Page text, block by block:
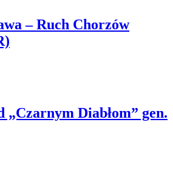
– Ruch Chorzów
„Czarnym Diabłom” gen.